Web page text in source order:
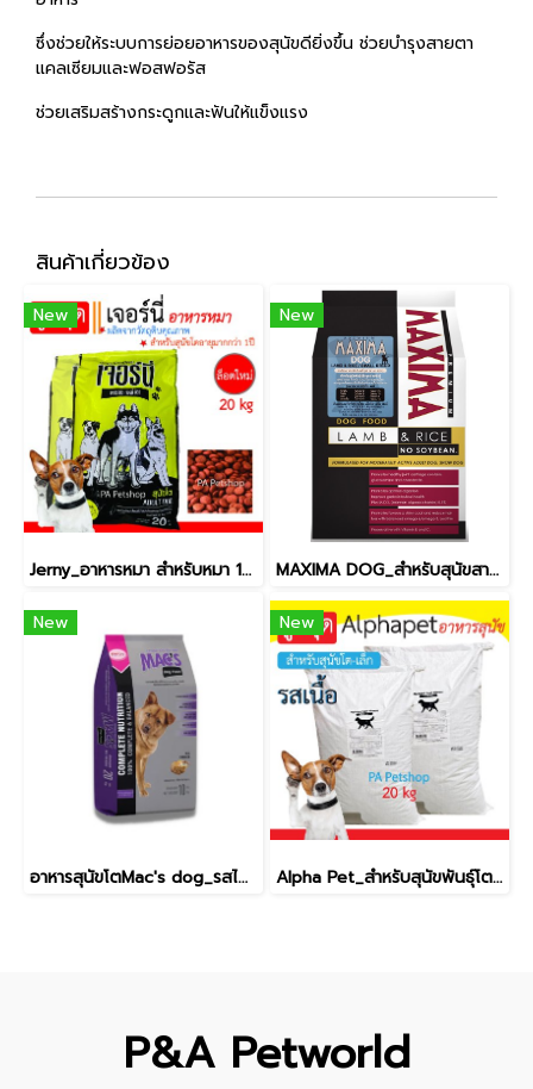
ซึ่งช่วยให้ระบบการย่อยอาหารของสุนัขดียิ่งขึ้น ช่วยบำรุงสายตา
แคลเซียมและฟอสฟอรัส
ช่วยเสริมสร้างกระดูกและฟันให้แข็งแรง
สินค้าเกี่ยวข้อง
New
Jerny_อาหารหมา สำหรับหมา 1ปีขึ้นไป [20kg]
New
MAXIMA DOG_สำหรับสุนัขสายพันธุ์เล็ก 15kg
New
อาหารสุนัขโตMac's dog_รสไก่ [10kg]
New
Alpha Pet_สำหรับสุนัขพันธุ์โตและเล็ก / รสเนื้อ [20kg]
P&A Petworld